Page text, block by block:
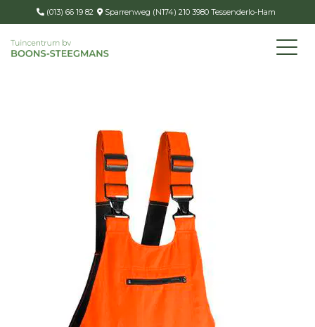
(013) 66 19 82 Sparrenweg (N174) 210 3980 Tessenderlo-Ham